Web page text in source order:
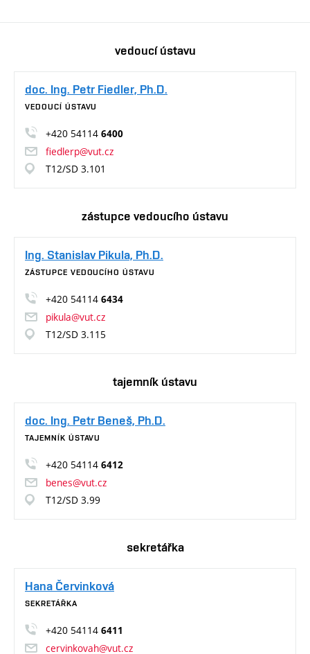
vedoucí ústavu
doc. Ing. Petr Fiedler, Ph.D.
VEDOUCÍ ÚSTAVU
+420 54114 6400
fiedlerp@vut.cz
T12/SD 3.101
zástupce vedoucího ústavu
Ing. Stanislav Pikula, Ph.D.
ZÁSTUPCE VEDOUCÍHO ÚSTAVU
+420 54114 6434
pikula@vut.cz
T12/SD 3.115
tajemník ústavu
doc. Ing. Petr Beneš, Ph.D.
TAJEMNÍK ÚSTAVU
+420 54114 6412
benes@vut.cz
T12/SD 3.99
sekretářka
Hana Červinková
SEKRETÁŘKA
+420 54114 6411
cervinkovah@vut.cz